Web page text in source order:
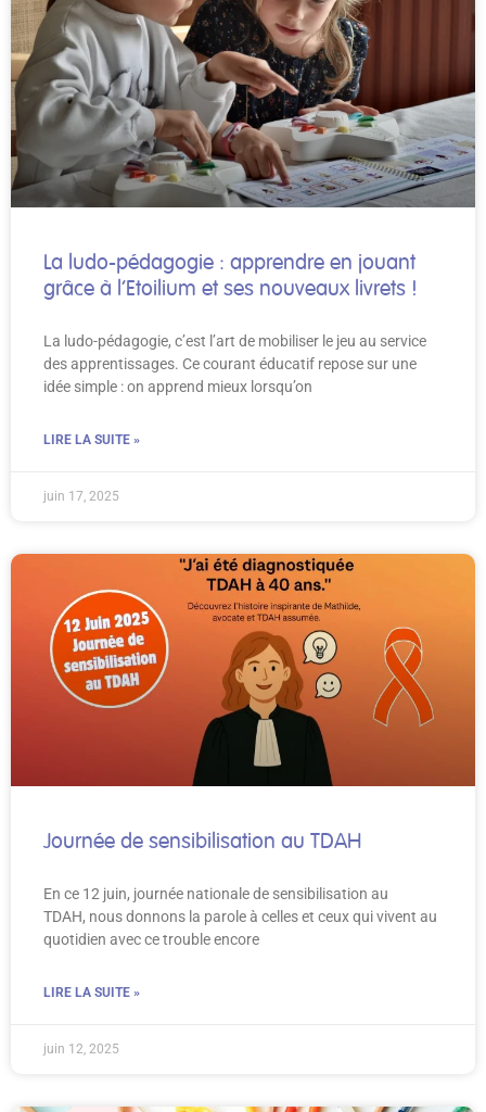
La ludo-pédagogie : apprendre en jouant
grâce à l’Etoilium et ses nouveaux livrets !
La ludo-pédagogie, c’est l’art de mobiliser le jeu au service
des apprentissages. Ce courant éducatif repose sur une
idée simple : on apprend mieux lorsqu’on
LIRE LA SUITE »
juin 17, 2025
Journée de sensibilisation au TDAH
En ce 12 juin, journée nationale de sensibilisation au
TDAH, nous donnons la parole à celles et ceux qui vivent au
quotidien avec ce trouble encore
LIRE LA SUITE »
juin 12, 2025